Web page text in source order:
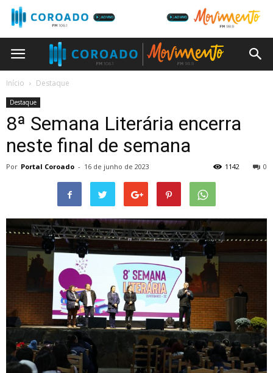
Início Destaque
Destaque
8ª Semana Literária encerra
neste final de semana
Por Portal Coroado - 16 de junho de 2023 0
1142